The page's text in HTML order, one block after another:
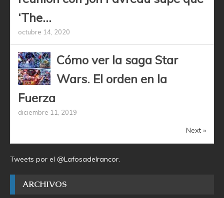
‘The...
octubre 14, 2020
Cómo ver la saga Star
Wars. El orden en la
Fuerza
diciembre 11, 2019
Next »
Tweets por el @Lafosadelrancor.
ARCHIVOS